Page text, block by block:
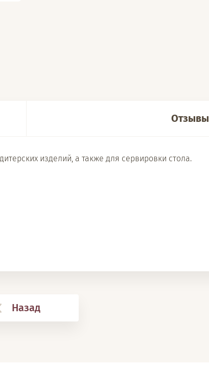
Отзывы
изделий, а также для сервировки стола.
Назад